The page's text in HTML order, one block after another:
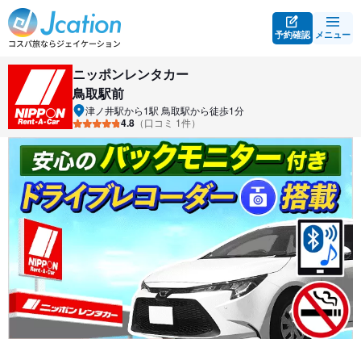
予約確認 メニュー
ニッポンレンタカー
鳥取駅前
津ノ井駅から1駅 鳥取駅から徒歩1分
4.8 （口コミ 1件）